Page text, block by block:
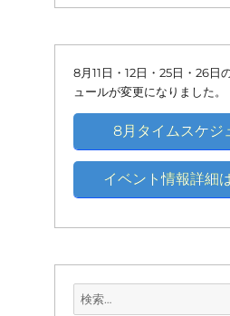
ベ
ン
ト)
ベ
ン
ト)
ン
8月11日・12日・25日・26日
ュールが変更になりました。
8月タイムスケジ
イベント情報詳細
検
索: